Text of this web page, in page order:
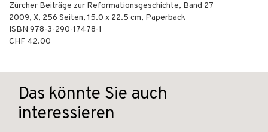
Zürcher Beiträge zur Reformationsgeschichte, Band 27
2009, X, 256 Seiten, 15.0 x 22.5 cm, Paperback
ISBN 978-3-290-17478-1
CHF 42.00
Das könnte Sie auch
interessieren